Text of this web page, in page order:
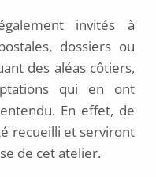
invités à
dossiers ou
des aléas côtiers,
qui en ont
En effet, de
recueilli et serviront
de cet atelier.